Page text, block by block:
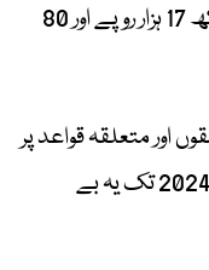
میں ادا کیے گئے، جن میں 1 کروڑ 77 لاکھ 17 ہزار روپے اور 80
متعلقہ قواعد پر
عمل نہ کرنے کے باعث مالی سال 25-2024 تک یہ بے